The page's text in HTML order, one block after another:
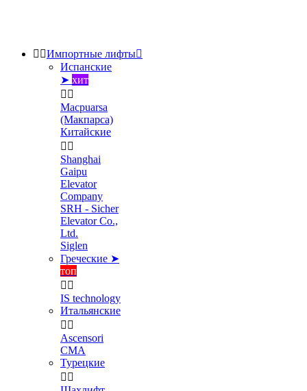
 Импортные лифты
Испанские
➤ хит
 
Macpuarsa
(Макпарса)
Китайские
 
Shanghai
Gaipu
Elevator
Company
SRH - Sicher
Elevator Co.,
Ltd.
Siglen
Греческие ➤
топ
 
IS technology
Итальянские
 
Ascensori
CMA
Турецкие
 